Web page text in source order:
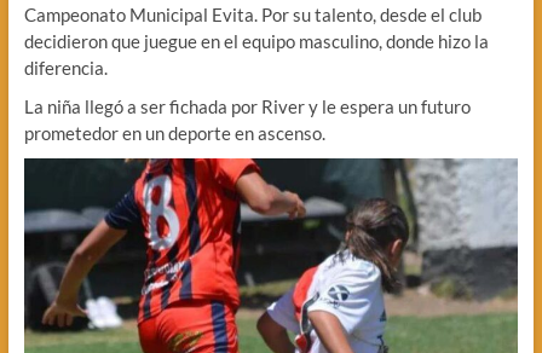
Campeonato Municipal Evita. Por su talento, desde el club
decidieron que juegue en el equipo masculino, donde hizo la
diferencia.
La niña llegó a ser fichada por River y le espera un futuro
prometedor en un deporte en ascenso.